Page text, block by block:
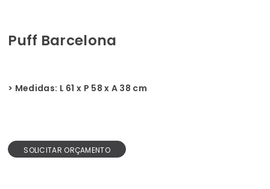
Puff Barcelona
> Medidas: L 61 x P 58 x A 38 cm
SOLICITAR ORÇAMENTO